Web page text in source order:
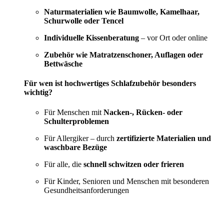
Naturmaterialien wie Baumwolle, Kamelhaar,
Schurwolle oder Tencel
Individuelle Kissenberatung – vor Ort oder online
Zubehör wie Matratzenschoner, Auflagen oder
Bettwäsche
Für wen ist hochwertiges Schlafzubehör besonders
wichtig?
Für Menschen mit Nacken-, Rücken- oder
Schulterproblemen
Für Allergiker – durch zertifizierte Materialien und
waschbare Bezüge
Für alle, die schnell schwitzen oder frieren
Für Kinder, Senioren und Menschen mit besonderen
Gesundheitsanforderungen